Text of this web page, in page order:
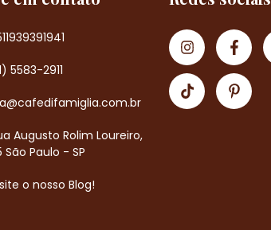
5583-2911
Augusto Rolim Loureiro,
São Paulo - SP
o nosso Blog!